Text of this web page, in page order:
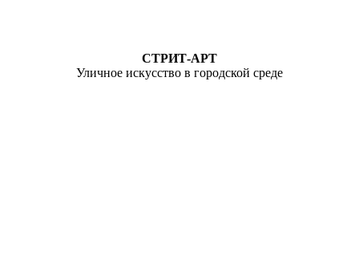
СТРИТ-АРТ
Уличное искусство в городской среде